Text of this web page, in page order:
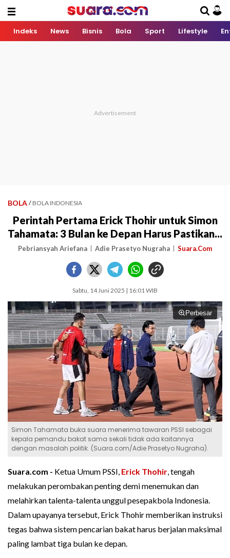
Indeks News Bisnis Bola Sport Lifestyle
BOLA / BOLA INDONESIA
Perintah Pertama Erick Thohir untuk Simon
Tahamata: 3 Bulan ke Depan Harus Pastikan...
Pebriansyah Ariefana Adie Prasetyo Nugraha Suara.Com
Sabtu, 14 Juni 2025 | 16:01 WIB
Perbesar
Simon Tahamata buka suara menerima tawaran PSSI sebagai
kepala pemandu bakat sama sekali tidak ada kaitannya
dengan masalah politik. (Suara.com/Adie Prasetyo Nugraha).
Suara.com - Ketua Umum PSSI, Erick Thohir, tengah
melakukan perombakan penting demi menemukan dan
melahirkan talenta-talenta unggul pesepakbola Indonesia.
Dalam upayanya tersebut, Erick Thohir memberikan instruksi
tegas bahwa sistem pencarian bakat harus berjalan maksimal
paling lambat tiga bulan ke depan.